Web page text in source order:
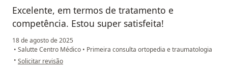
Excelente, em termos de tratamento e
competência. Estou super satisfeita!
18 de agosto de 2025
• Salutte Centro Médico • Primeira consulta ortopedia e traumatologia
• na opinião do utilizador Eneida
Solicitar revisão